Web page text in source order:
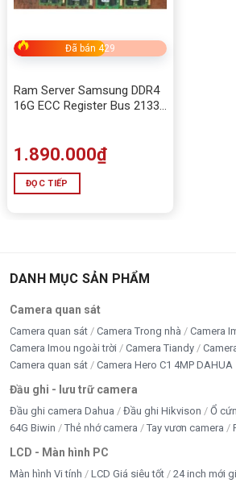
HUANANZHI X99-TF
THÔNG
CHI TIẾT
sản xuất
HUANANZHI
Socket
CPU
Intel LGA2011-3 (Hỗ trợ
i7 Extreme)
Chipset
Đồ họa
Không có cổng xuất hình,
AMD GPU qua PCIe
Âm
Realtek® ALC892 7.1 HD
LAN
Realtek® RTL8111H Gigabit
rộng
x1
Lưu trữ
2 x M.2 NVMe, 8 x SATA3
Cổng
kết nối
sau
1 x PS/2, 1 x LAN RJ45, 4 x
2.0, 5 x Audio jack, 1 x
Đã bán 429
Ram Server Samsung DDR4
16G ECC Register Bus 2133
1.890.000₫
ĐỌC TIẾP
DANH MỤC SẢN PHẨM
Camera quan sát
Camera quan sát Camera Trong nhà Camera
Camera Imou ngoài trời
Camera Tiandy
Camera quan sát
Camera Hero C1 4MP DAHUA
Đầu ghi - lưu trữ camera
Đầu ghi camera Dahua Đầu ghi Hikvison Ổ
64G Biwin
Thẻ nhớ camera Tay vươn camera
LCD - Màn hình PC
Màn hình Vi tính LCD Giá siêu tốt 24 inch mới